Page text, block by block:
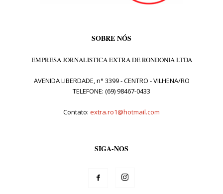
SOBRE NÓS
EMPRESA JORNALISTICA EXTRA DE RONDONIA LTDA
AVENIDA LIBERDADE, n° 3399 - CENTRO - VILHENA/RO
TELEFONE: (69) 98467-0433
Contato: extra.ro1@hotmail.com
SIGA-NOS